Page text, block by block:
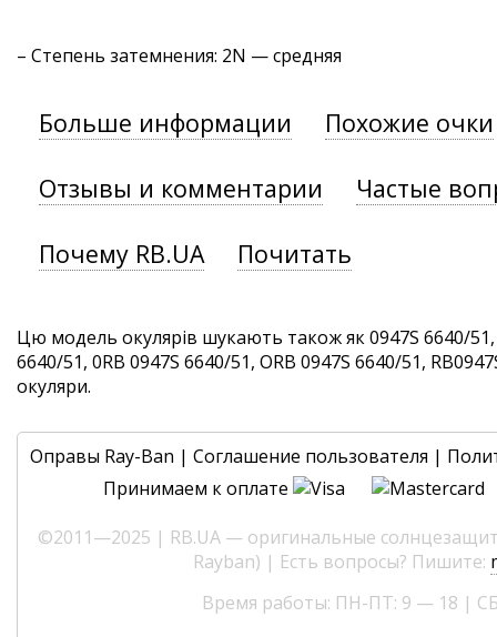
– Степень затемнения: 2N — средняя
Больше информации Похожие очки
Отзывы и комментарии Частые
Почему RB.UA Почитать
Цю модель окулярів шукають також як 0947S 6640/51,
6640/51, 0RB 0947S 6640/51, ORB 0947S 6640/51,
окуляри.
Оправы Ray-Ban | Соглашение пользователя |
Принимаем к оплате
©2011—2025 | RB.UA — оригинальные
Rayban) | Есть вопросы? Пишите:
Время работы: ПН-ПТ: 9 — 18 |